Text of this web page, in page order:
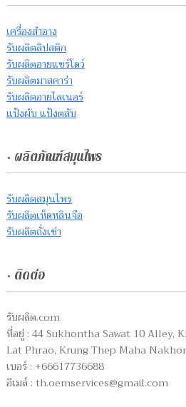
เครื่องสำอาง
รับผลิตลิปสติก
รับผลิตอายแชร์โดว์
รับผลิตมาสคาร่า
รับผลิตอายไลเนอร์
แป้งผับ แป้งตลับ
• ผลิตภัณฑ์สมุนไพร
รับผลิตสมุนไพร
รับผลิตเห็ดหลินจือ
รับผลิตถั่งเช่า
• ติดต่อ
รับผลิต.com
ที่อยู่ : 44 Sukhontha Sawat 10 Alley,
Lat Phrao, Krung Thep Maha
เบอร์ : +66617736688
อีเมล์ : th.oemservices@gmail.com